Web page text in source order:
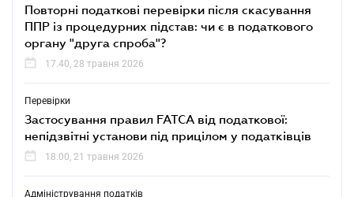
Повторні податкові перевірки після скасування
ППР із процедурних підстав: чи є в податкового
органу "друга спроба"?
17.40, 28 травня 2026
Перевірки
Застосування правил FATCA від податкової:
непідзвітні установи під прицілом у податківців
18.00, 21 травня 2026
Адміністрування податків